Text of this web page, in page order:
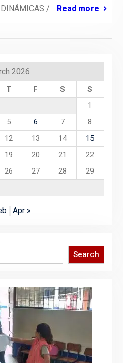
/
Read more
2026
T F S
S
1
5 6 7
8
12 13 14
15
19 20 21
22
26 27 28
29
Apr »
Search